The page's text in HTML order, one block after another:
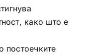
како што е
постоечките